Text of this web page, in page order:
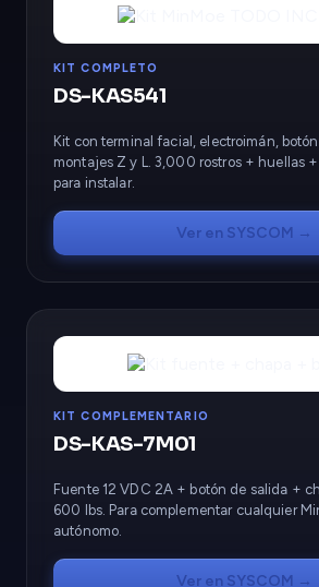
KIT COMPLETO
DS-KAS541
Kit con terminal facial, electroimán,
montajes Z y L. 3,000 rostros + huellas
para instalar.
Ver en SYSCOM →
KIT COMPLEMENTARIO
DS-KAS-7M01
Fuente 12 VDC 2A + botón de salida +
600 lbs. Para complementar cualquier
autónomo.
Ver en SYSCOM →